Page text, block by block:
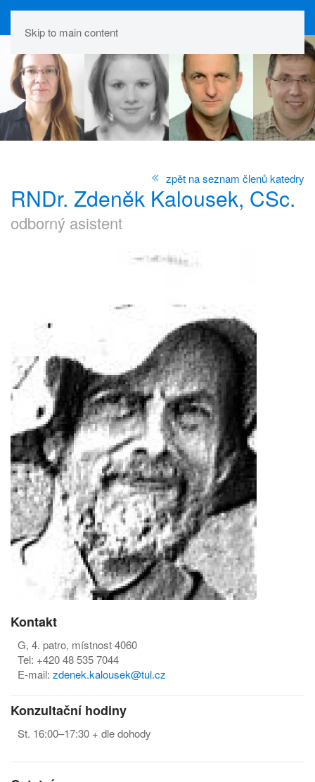
Skip to main content
zpět na seznam členů katedry
RNDr. Zdeněk Kalousek, CSc.
odborný asistent
Kontakt
G, 4. patro, místnost 4060
Tel: +420 48 535 7044
E-mail: zdenek.kalousek@tul.cz
Konzultační hodiny
St. 16:00–17:30 + dle dohody